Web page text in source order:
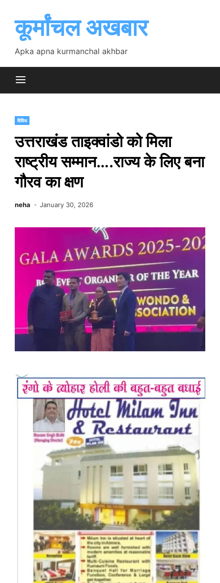
contentकूर्मांचल अखबार
Apka apna kurmanchal akhbar
विविध
उत्तराखंड ताइक्वांडो को मिला
राष्ट्रीय सम्मान….राज्य के लिए बना
गौरव का क्षण
neha January 30, 2026